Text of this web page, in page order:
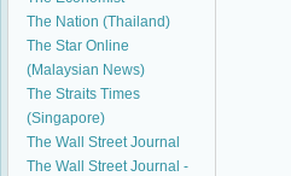
The Nation (Thailand)
The Star Online
(Malaysian News)
The Straits Times
(Singapore)
The Wall Street Journal
The Wall Street Journal -